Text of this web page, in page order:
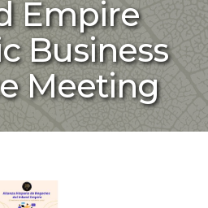
Empire
Business
Meeting